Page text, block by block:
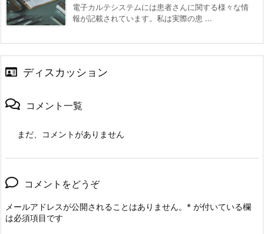
電子カルテシステムには患者さんに関する様々な情
報が記載されています。私は実際の患 ...
ディスカッション
コメント一覧
まだ、コメントがありません
コメントをどうぞ
メールアドレスが公開されることはありません。 * が付いている欄
は必須項目です